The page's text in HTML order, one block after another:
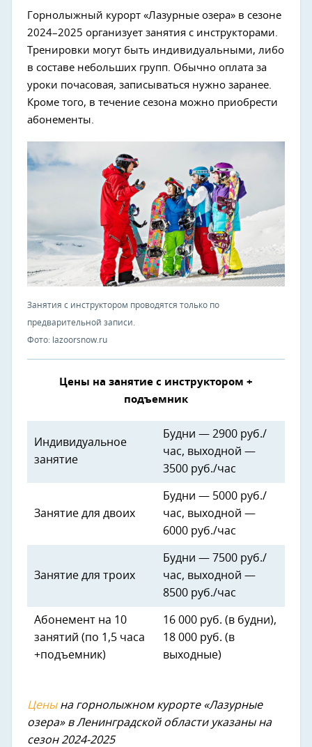
Горнолыжный курорт «Лазурные озера» в сезоне
2024–2025 организует занятия с инструкторами.
Тренировки могут быть индивидуальными, либо
в составе небольших групп. Обычно оплата за
уроки почасовая, записываться нужно заранее.
Кроме того, в течение сезона можно приобрести
абонементы.
Занятия с инструктором проводятся только по
предварительной записи.
Фото: lazoorsnow.ru
Цены на занятие с инструктором +
подъемник
Индивидуальное
занятие
Будни — 2900 руб./
час, выходной —
3500 руб./час
Занятие для двоих
Будни — 5000 руб./
час, выходной —
6000 руб./час
Занятие для троих
Будни — 7500 руб./
час, выходной —
8500 руб./час
Абонемент на 10
занятий (по 1,5 часа
+подъемник)
16 000 руб. (в будни),
18 000 руб. (в
выходные)
Ценына горнолыжном курорте «Лазурные
озера» в Ленинградской области указаны на
сезон 2024-2025